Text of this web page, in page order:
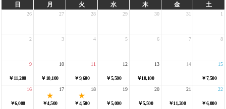
日 月 火 水 木 金 土
26 27 28 29 30 31 1
2 3 4 5 6 7 8
￥11,200
9
￥10,100
10
￥9,600
11
￥5,500
12
￥10,100
13 14
￥7,500
15
￥6,000
16
￥4,500
17
￥4,500
18
￥5,000
19
￥5,500
20
￥11,200
21
￥6,000
22